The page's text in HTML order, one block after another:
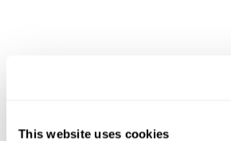
This website uses cookies